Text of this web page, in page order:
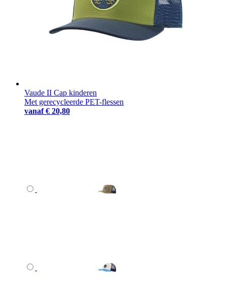
Vaude II Cap kinderen
Met gerecycleerde PET-flessen
vanaf € 20,80